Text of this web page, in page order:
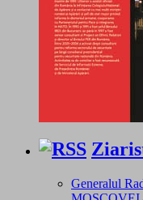
Generalul